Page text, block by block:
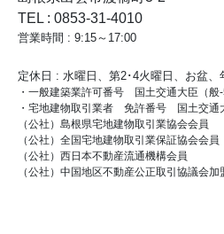
TEL : 0853-31-4010
営業時間 : 9:15～17:00
定休日 : 水曜日、第2･4火曜日、お盆、
・一般建築業許可番号 国土交通大臣（般
・宅地建物取引業者 免許番号 国土交通
（公社）島根県宅地建物取引業協会会員
（公社）全国宅地建物取引業保証協会会員
（公社）西日本不動産流通機構会員
（公社）中国地区不動産公正取引協議会加